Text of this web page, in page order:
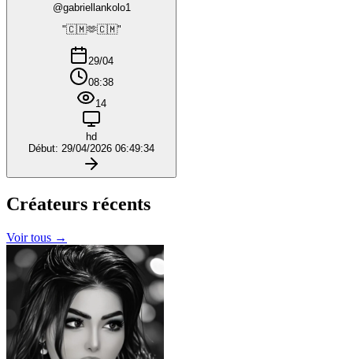
@gabriellankolo1
"🇨🇲🫶🇨🇲"
29/04
08:38
14
hd
Début: 29/04/2026 06:49:34
Créateurs récents
Voir tous →